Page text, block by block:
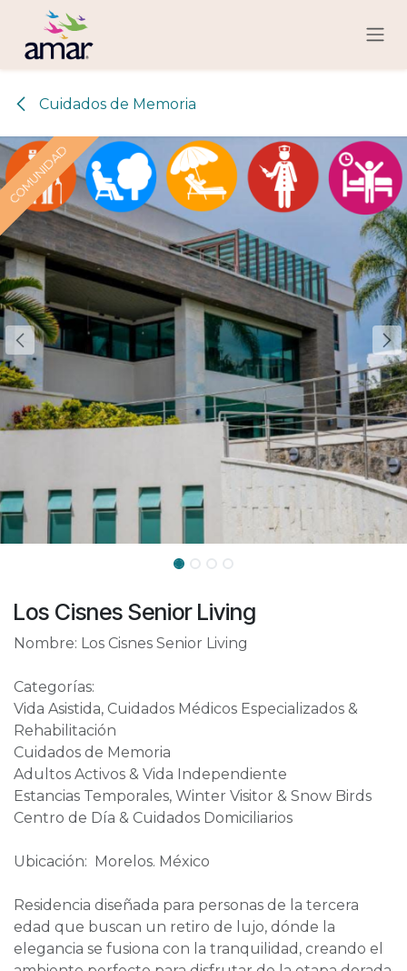
Ir al contenido
Cuidados de Memoria
COMUNIDAD
COMUNIDAD
Los Cisnes Senior Living
Nombre: Los Cisnes Senior Living
Categorías:
Vida Asistida, Cuidados Médicos Especializados &
Rehabilitación
Cuidados de Memoria
Adultos Activos & Vida Independiente
Estancias Temporales, Winter Visitor & Snow Birds
Centro de Día & Cuidados Domiciliarios
Ubicación: Morelos. México
Residencia diseñada para personas de la tercera
edad que buscan un retiro de lujo, dónde la
elegancia se fusiona con la tranquilidad, creando el